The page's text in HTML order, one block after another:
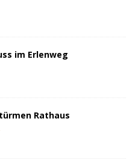
im Erlenweg
Rathaus